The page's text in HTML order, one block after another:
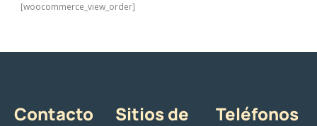
[woocommerce_view_order]
Contacto
Sitios de
Teléfonos